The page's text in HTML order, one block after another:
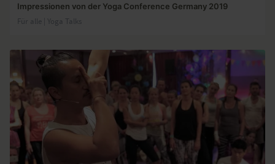
Impressionen von der Yoga Conference Germany 2019
Für alle | Yoga Talks